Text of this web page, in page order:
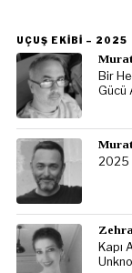
UÇUŞ EKIBI – 2025
Bir
Gücü
2025
Kapı